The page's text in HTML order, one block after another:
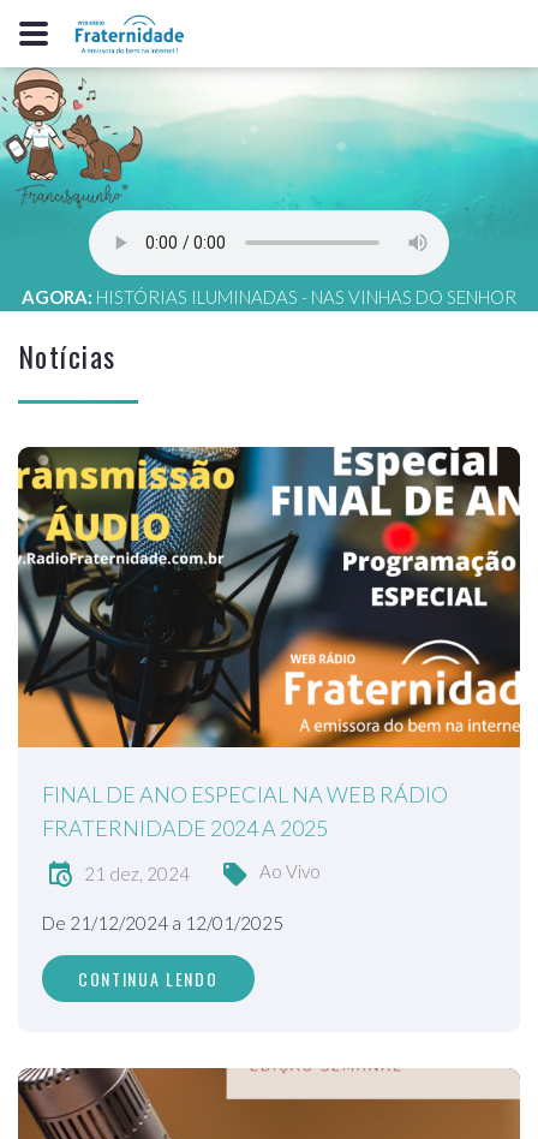
AGORA: HISTÓRIAS ILUMINADAS - NAS VINHAS DO SENHOR
Notícias
FINAL DE ANO ESPECIAL NA WEB RÁDIO
FRATERNIDADE 2024 A 2025
21 dez, 2024 Ao Vivo
De 21/12/2024 a 12/01/2025
CONTINUA LENDO